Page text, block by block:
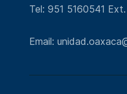
Tel: 951 5160541
Email: